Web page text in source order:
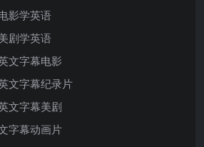
影学英语
剧学英语
文字幕电影
文字幕纪录片
文字幕美剧
字幕动画片